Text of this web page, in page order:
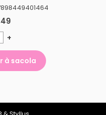
+
à sacola